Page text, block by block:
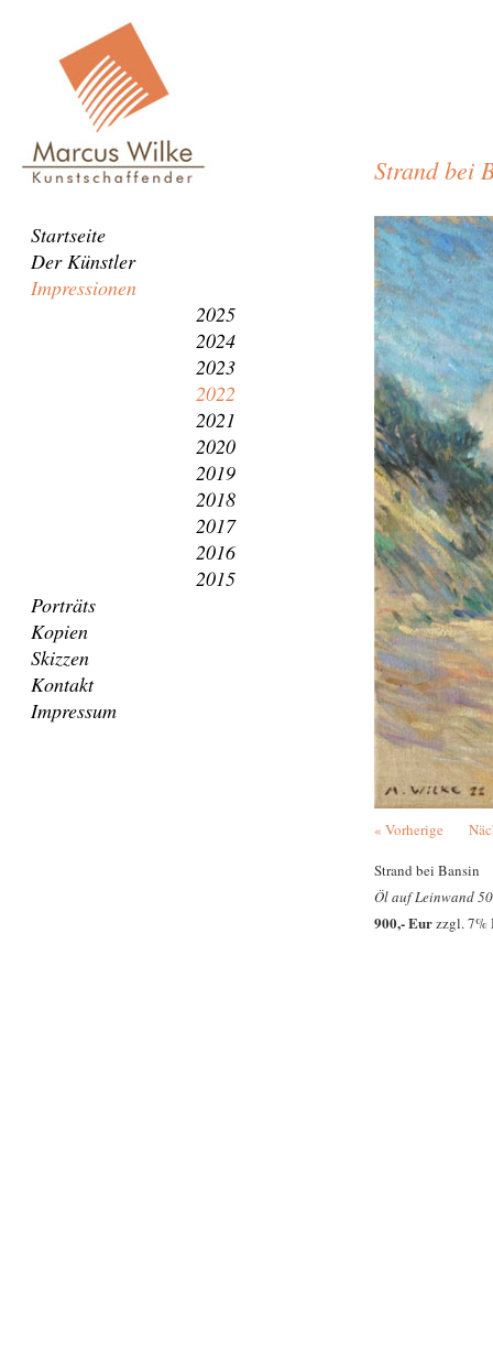
Navigation
überspringen
Startseite
Der Künstler
Impressionen
2025
2024
2023
2022
2021
2020
2019
2018
2017
2016
2015
Porträts
Kopien
Skizzen
Kontakt
Impressum
Strand bei
Strand
bei
Bansin
« Vorherige
Strand bei Bansin
Öl auf Leinwand
900,- Eurzzgl. 7%